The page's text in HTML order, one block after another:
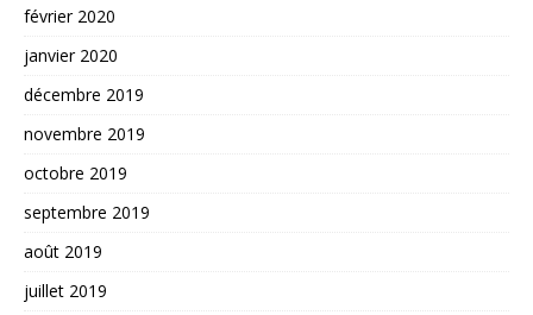
février 2020
janvier 2020
décembre 2019
novembre 2019
octobre 2019
septembre 2019
août 2019
juillet 2019